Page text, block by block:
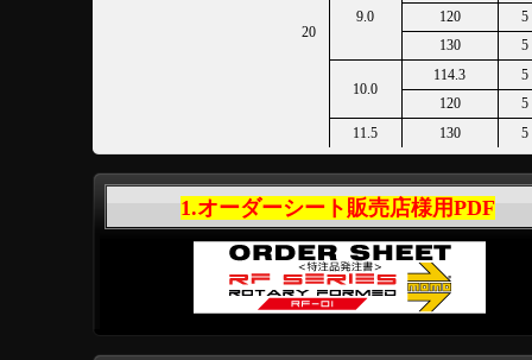
20
9.0
120
5
130
5
10.0
114.3
5
120
5
11.5
130 5
1.オーダーシート販売店様用PDF